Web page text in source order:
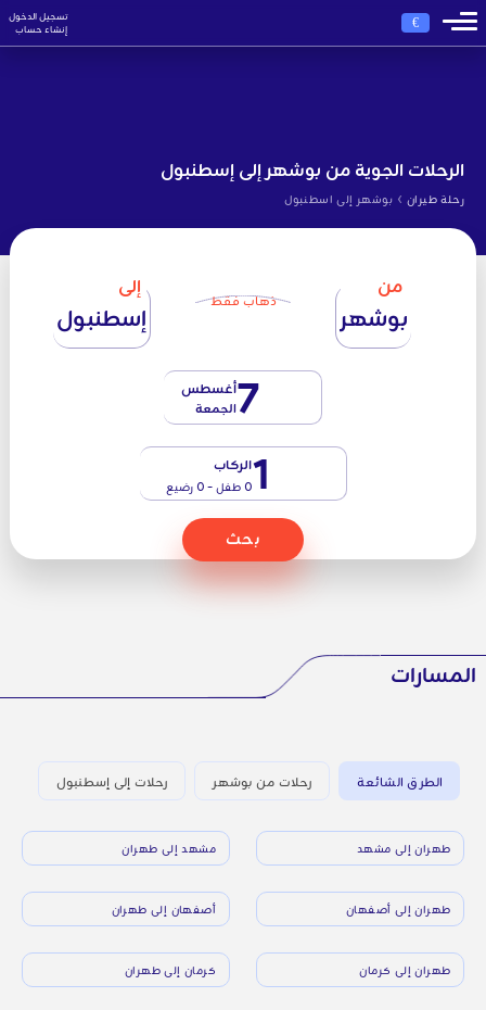
€
تسجيل الدخول
إنشاء حساب
الرحلات الجوية من بوشهر إلى إسطنبول
رحلة طيران › بوشهر إلى اسطنبول
من
بوشهر ذهاب فقط
إلى
إسطنبول
7أغسطس
الجمعة
1الركاب
0 طفل - 0 رضيع
بحث
المسارات
الطرق الشائعة رحلات من بوشهر رحلات إلى إسطنبول
طهران إلى مشهد مشهد إلى طهران
طهران إلى أصفهان أصفهان إلى طهران
طهران إلى كرمان كرمان إلى طهران